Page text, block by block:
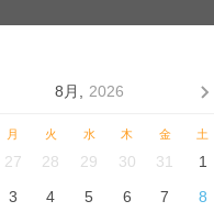
8月, 2026
月 火 水 木 金 土
27 28 29 30 31
1
3 4 5 6 7 8